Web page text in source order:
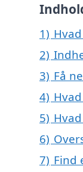
1)
2)
3) Få
4)
5)
6)
7) Find